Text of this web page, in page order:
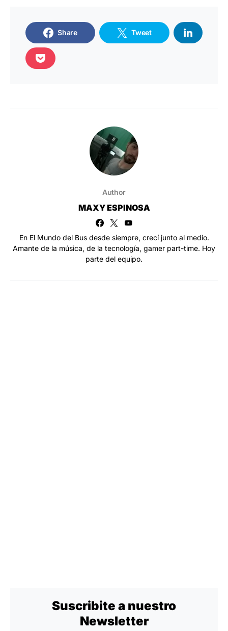
Share Tweet
Author
MAXY ESPINOSA
En El Mundo del Bus desde siempre, crecí junto al medio.
Amante de la música, de la tecnología, gamer part-time. Hoy
parte del equipo.
Suscribite a nuestro
Newsletter